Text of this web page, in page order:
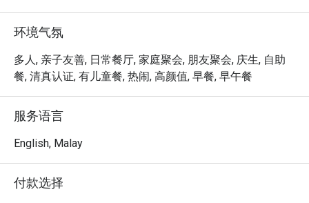
时段。
- 迎合所有人的口味：从香气浓郁的马来西亚咖喱、现场
烹饪台到精致的糕点，总有一款能征服您的味蕾。
- 明亮通透的环境：宽敞的用餐区配有大扇窗户，为您和
适合悠闲的周末下午茶、丰盛的家庭早餐，或轻松的团体
午餐。
环境气氛
多人, 亲子友善, 日常餐厅, 家庭聚会, 朋友聚会, 庆生, 自助
餐, 清真认证, 有儿童餐, 热闹, 高颜值, 早餐, 早午餐
服务语言
English, Malay
付款选择